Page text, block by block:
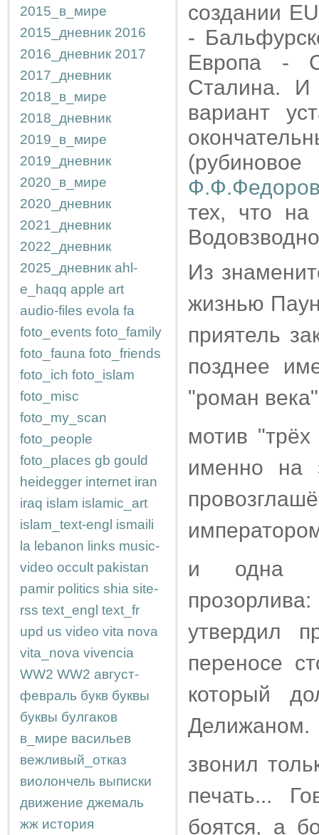
2015_в_мире
2015_дневник 2016
2016_дневник 2017
2017_дневник
2018_в_мире
2018_дневник
2019_в_мире
2019_дневник
2020_в_мире
2020_дневник
2021_дневник
2022_дневник
2025_дневник ahl-
e_haqq apple art
audio-files evola fa
foto_events foto_family
foto_fauna foto_friends
foto_ich foto_islam
foto_misc
foto_my_scan
foto_people
foto_places gb gould
heidegger internet iran
iraq islam islamic_art
islam_text-engl ismaili
la lebanon links music-
video occult pakistan
pamir politics shia site-
rss text_engl text_fr
upd us video vita nova
vita_nova vivencia
WW2 WW2 август-
февраль букв буквы
буквы булгаков
в_мире васильев
вежливый_отказ
виолончель выписки
движение джемаль
жж история
создании
-
Европа -
Сталина. И
вариант
тех, что на
Из
жизнью
приятель
позднее
"роман
мотив
именно на
и одна
утвердил
переносе
который
Делижаном.
звонил
печать...
боятся, а